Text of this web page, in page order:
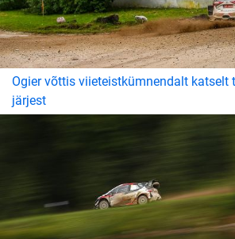
Ogier võttis viieteistkümnendalt katselt
järjest